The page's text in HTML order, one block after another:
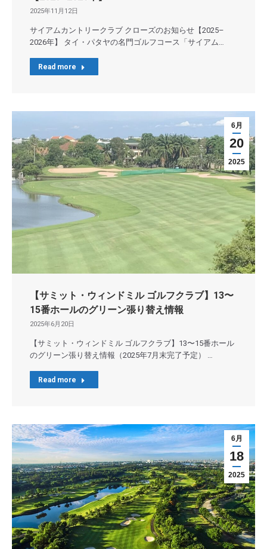
2025年11月12日
サイアムカントリークラブ クローズのお知らせ【2025–
2026年】 タイ・パタヤの名門ゴルフコース「サイアム…
Read more
6月
20
2025
【サミット・ウィンドミル ゴルフクラブ】13〜
15番ホールのグリーン張り替え情報
2025年6月20日
【サミット・ウィンドミル ゴルフクラブ】13〜15番ホール
のグリーン張り替え情報（2025年7月末完了予定） …
Read more
6月
18
2025